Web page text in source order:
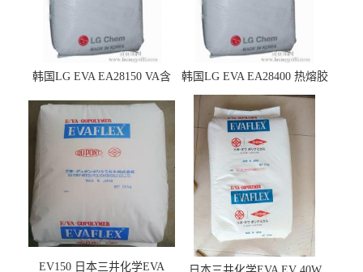
韩国LG EVA EA28150 VA含
韩国LG EVA EA28400 热熔胶
级 VA含量28 熔指400
EV150 日本三井化学EVA